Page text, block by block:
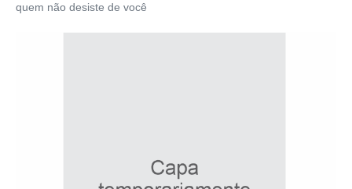
quem não desiste de você